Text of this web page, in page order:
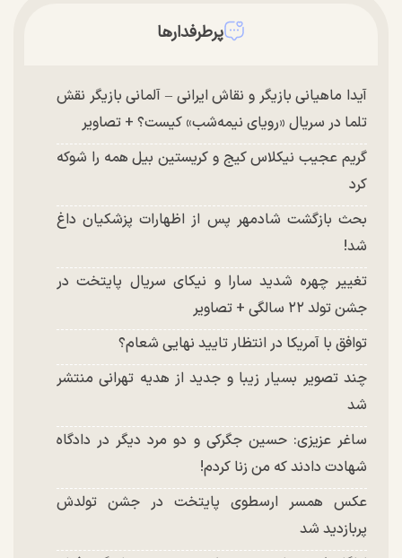
پرطرفدارها
آیدا ماهیانی بازیگر و نقاش ایرانی – آلمانی بازیگر نقش
تلما در سریال «رویای نیمه‌شب» کیست؟ + تصاویر
گریم عجیب نیکلاس کیج و کریستین بیل همه را شوکه
کرد
بحث بازگشت شادمهر پس از اظهارات پزشکیان داغ
شد!
تغییر چهره شدید سارا و نیکای سریال پایتخت در
جشن تولد ۲۲ سالگی + تصاویر
توافق با آمریکا در انتظار تایید نهایی شعام؟
چند تصویر بسیار زیبا و جدید از هدیه تهرانی منتشر
شد
ساغر عزیزی: حسین جگرکی و دو مرد دیگر در دادگاه
شهادت دادند که من زنا کردم!
عکس همسر ارسطوی پایتخت در جشن تولدش
پربازدید شد